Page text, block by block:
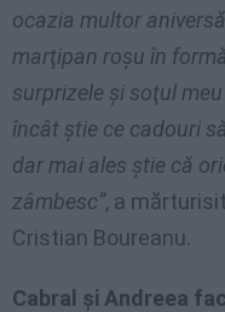
ocazia multor
marţipan roşu în
surprizele şi soţul
încât ştie ce cadouri
dar mai ales ştie că
zâmbesc”, a
Cristian Boureanu.
Cabral şi Andreea